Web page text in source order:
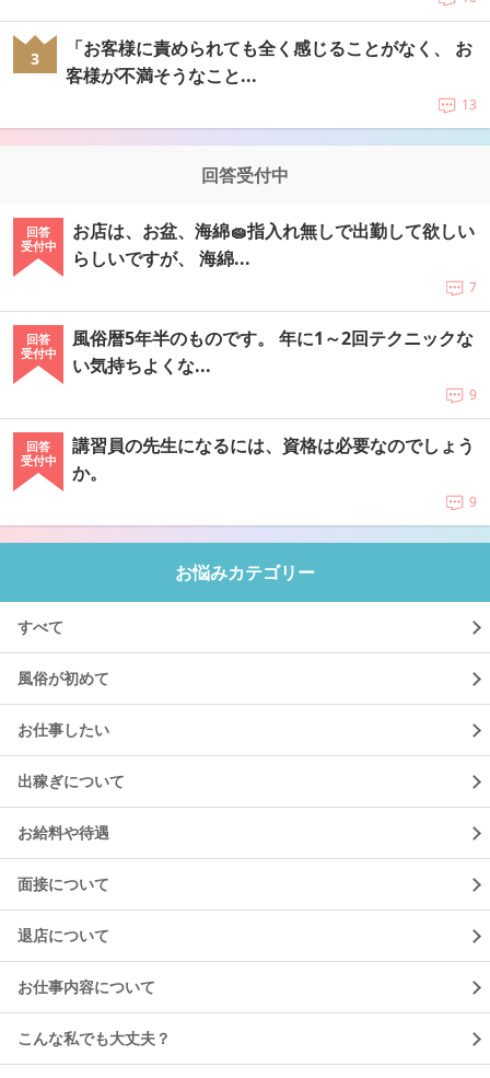
3
「お客様に責められても全く感じることがなく、 お
客様が不満そうなこと...
13
回答受付中
回答
受付中
お店は、お盆、海綿🧽指入れ無しで出勤して欲しい
らしいですが、 海綿...
7
回答
受付中
風俗暦5年半のものです。 年に1～2回テクニックな
い気持ちよくな...
9
回答
受付中
講習員の先生になるには、資格は必要なのでしょう
か。
9
お悩みカテゴリー
すべて
風俗が初めて
お仕事したい
出稼ぎについて
お給料や待遇
面接について
退店について
お仕事内容について
こんな私でも大丈夫？